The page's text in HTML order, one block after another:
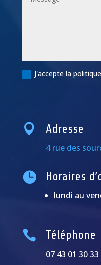
J'accepte la
 Adresse
4 rue des
 Horaires
lundi au
 Téléphone
07 43 01 30 33